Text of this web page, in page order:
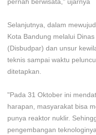
Selanjutnya, dalam
Kota Bandung melalui
(Disbudpar) dan unsur
teknis sampai waktu
ditetapkan.
"Pada 31 Oktober ini
harapan, masyarakat bisa
punya reaktor nuklir.
pengembangan